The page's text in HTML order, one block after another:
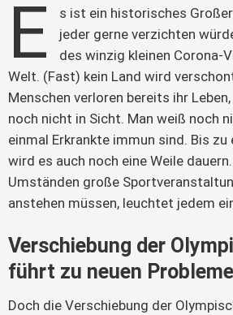
E
s ist ein historisches
jeder gerne verzichten
des winzig kleinen Corona-
Welt. (Fast) kein Land wird
Menschen verloren bereits ihr
noch nicht in Sicht. Man weiß noch
einmal Erkrankte immun sind. Bis
wird es auch noch eine Weile
Umständen große
anstehen müssen, leuchtet jedem
Verschiebung der
führt zu neuen
Doch die Verschiebung der